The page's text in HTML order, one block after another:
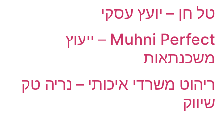
טל חן – יועץ עסקי
Muhni Perfect – ייעוץ
משכנתאות
ריהוט משרדי איכותי – נריה טק
שיווק